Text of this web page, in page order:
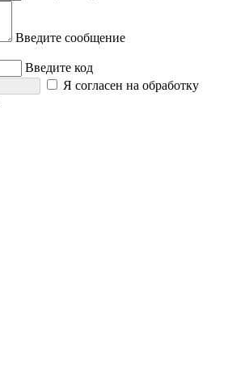
Введите сообщение
Введите код
Я согласен на обработку